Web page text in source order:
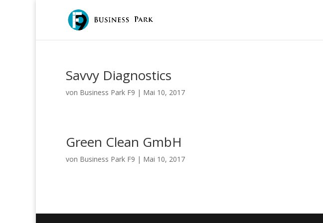
Savvy Diagnostics
von Business Park F9 | Mai 10, 2017
Green Clean GmbH
von Business Park F9 | Mai 10, 2017